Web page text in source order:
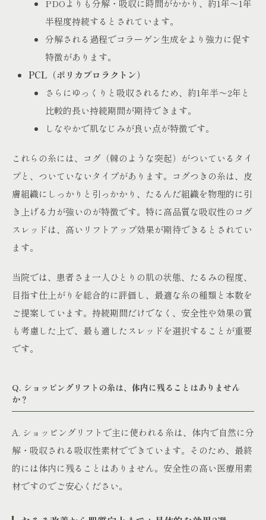
PDOよりも分解・吸収に時間がかかり、約1年～1年
半程度持続するとされています。
分解される過程でコラーゲン生成をより強力に促す
特徴があります。
PCL（ポリカプロラクトン）
さらにゆっくりと吸収されるため、約1年半～2年と
比較的長い持続期間が期待できます。
しなやかで肌なじみが良い点が特徴です。
これらの糸には、コグ（棘のような突起）がついているタイ
プと、ついていないタイプがあります。コグつきの糸は、皮
膚組織にしっかりと引っかかり、たるんだ組織を物理的に引
き上げる力が強いのが特徴です。特に高品質な吸収性のコグ
スレッドは、高いリフトアップ効果が期待できるとされてい
ます。
当院では、患者さま一人ひとりの肌の状態、たるみの程度、
目指す仕上がりを総合的に評価し、最適な糸の種類と本数を
ご提案しています。持続期間だけでなく、安全性や効果の質
も考慮した上で、最も適したスレッドを選択することが重要
です。
Q. ショッピングリフトの糸は、体内に残ることはありません
か？
A. ショッピングリフトで主に使われる糸は、体内で自然に分
解・吸収される吸収性素材でできています。そのため、最終
的には体内に残ることはありません。安全性の高い医療用素
材ですのでご安心ください。